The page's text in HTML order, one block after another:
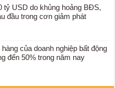
tỷ USD do khủng hoảng BĐS,
đầu trong cơn giảm phát
của doanh nghiệp bất động
đến 50% trong năm nay